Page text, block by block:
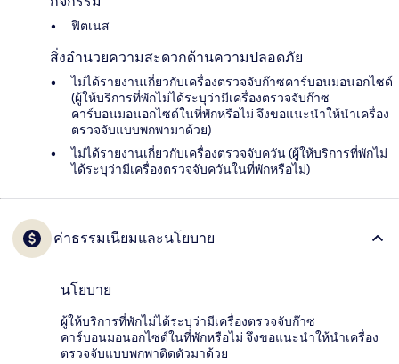
ฟิตเนส
สิ่งอำนวยความสะดวกด้านความปลอดภัย
ไม่ได้รายงานเกี่ยวกับเครื่องตรวจจับก๊าซคาร์บอนมอนอกไซด์
(ผู้ให้บริการที่พักไม่ได้ระบุว่ามีเครื่องตรวจจับก๊าซ
คาร์บอนมอนอกไซด์ในที่พักหรือไม่ จึงขอแนะนำให้นำเครื่อง
ตรวจจับแบบพกพามาด้วย)
ไม่ได้รายงานเกี่ยวกับเครื่องตรวจจับควัน (ผู้ให้บริการที่พักไม่
ได้ระบุว่ามีเครื่องตรวจจับควันในที่พักหรือไม่)
ค่าธรรมเนียมและนโยบาย
นโยบาย
ผู้ให้บริการที่พักไม่ได้ระบุว่ามีเครื่องตรวจจับก๊าซ
คาร์บอนมอนอกไซด์ในที่พักหรือไม่ จึงขอแนะนำให้นำเครื่อง
ตรวจจับแบบพกพาติดตัวมาด้วย